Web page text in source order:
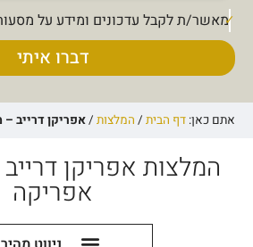
מאשר/ת לקבל עדכונים ומידע על
דברו איתי
אתם כאן: דף הבית / המלצות /אפריקן דרייב
המלצות אפריקן
אפריקה